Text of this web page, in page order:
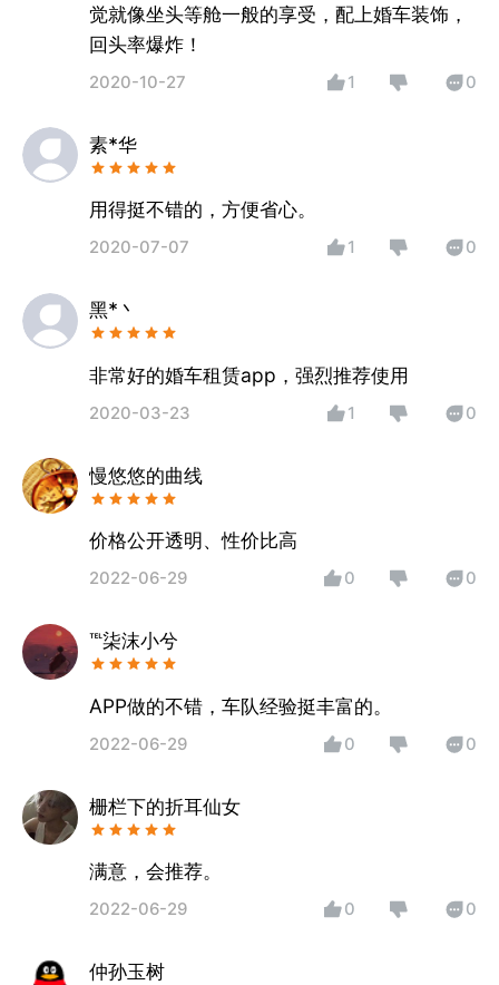
觉就像坐头等舱一般的享受，配上婚车装饰，
回头率爆炸！
2020-10-27 1 0
素*华
用得挺不错的，方便省心。
2020-07-07 1 0
黑*丶
非常好的婚车租赁app，强烈推荐使用
2020-03-23 1 0
慢悠悠的曲线
价格公开透明、性价比高
2022-06-29 0 0
℡柒沫小兮
APP做的不错，车队经验挺丰富的。
2022-06-29 0 0
栅栏下的折耳仙女
满意，会推荐。
2022-06-29 0 0
仲孙玉树